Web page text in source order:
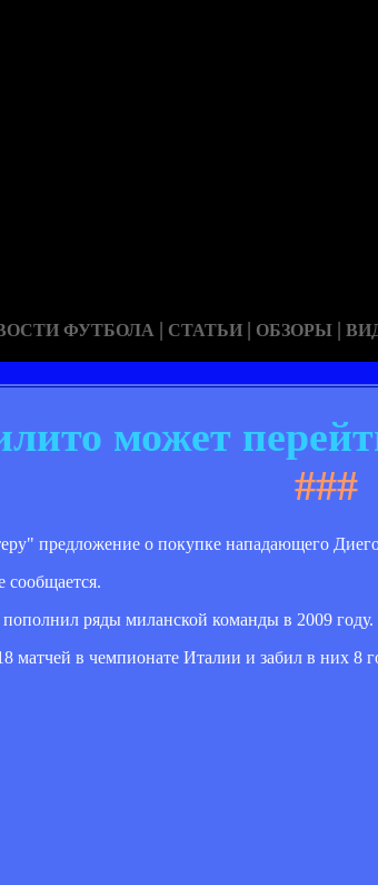
ФУТБОЛА | СТАТЬИ | ОБЗОРЫ |
может
###
предложение о покупке нападающего
ряды миланской команды в 2009 году.
матчей в чемпионате Италии и забил в них 8